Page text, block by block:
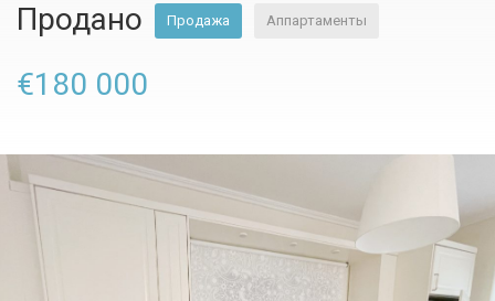
Продано Продажа Аппартаменты
€180 000